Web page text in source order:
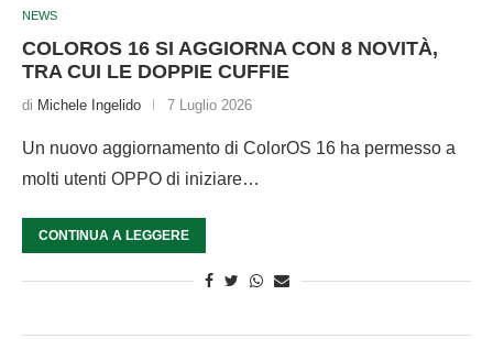
NEWS
COLOROS 16 SI AGGIORNA CON 8 NOVITÀ,
TRA CUI LE DOPPIE CUFFIE
di Michele Ingelido 7 Luglio 2026
Un nuovo aggiornamento di ColorOS 16 ha permesso a
molti utenti OPPO di iniziare…
CONTINUA A LEGGERE